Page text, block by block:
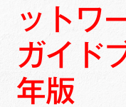
フォトギャラリー
Links
せたがや生涯現役ネ
ットワ
ガイド
年版